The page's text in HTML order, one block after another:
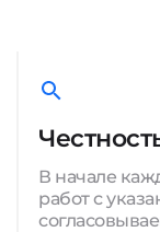
В начале
работ с